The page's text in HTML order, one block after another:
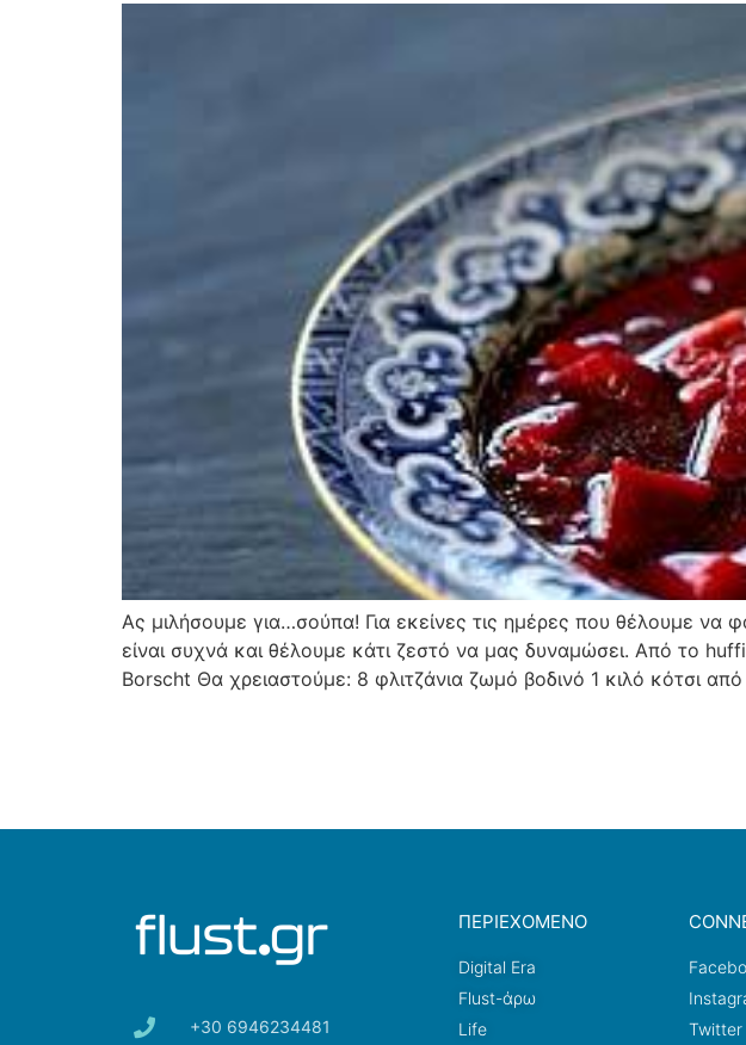
Ας μιλήσουμε για…σούπα! Για εκείνες τις ημέρες που θέλουμε
είναι συχνά και θέλουμε κάτι ζεστό να μας δυναμώσει. Από το
Borscht Θα χρειαστούμε: 8 φλιτζάνια ζωμό βοδινό 1 κιλό κότσι
+30 6946234481
ΠΕΡΙΕΧΟΜΕΝΟ
Digital Era
Flust-άρω
Life
Twitter